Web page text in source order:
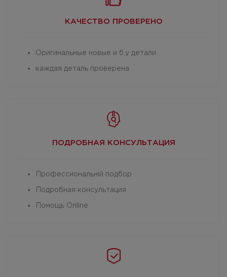
КАЧЕСТВО ПРОВЕРЕНО
Оригинальные новые и б.у детали
каждая деталь проверена
ПОДРОБНАЯ КОНСУЛЬТАЦИЯ
Профессиональній подбор
Подробная консультация
Помощь Online